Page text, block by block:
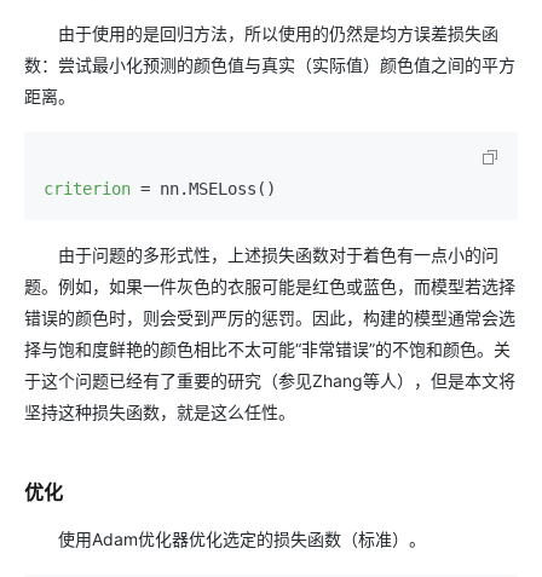
由于使用的是回归方法，所以使用的仍然是均方误差损失函
数：尝试最小化预测的颜色值与真实（实际值）颜色值之间的平方
距离。
criterion =
由于问题的多形式性，上述损失函数对于着色有一点小的问
题。例如，如果一件灰色的衣服可能是红色或蓝色，而模型若选择
错误的颜色时，则会受到严厉的惩罚。因此，构建的模型通常会选
择与饱和度鲜艳的颜色相比不太可能“非常错误”的不饱和颜色。关
于这个问题已经有了重要的研究（参见Zhang等人），但是本文将
坚持这种损失函数，就是这么任性。
优化
使用Adam优化器优化选定的损失函数（标准）。